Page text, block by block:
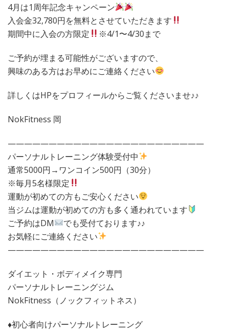
4月は1周年記念キャンペーン
入会金32,780円を無料とさせていただきます
期間中に入会の方限定
※4/1〜4/30まで
ご予約が埋まる可能性がございますので、
興味のある方はお早めにご連絡ください
詳しくはHPをプロフィールからご覧くださいませ♪♪
NokFitness 岡
————————————————————————
パーソナルトレーニング体験受付中
通常5000円→ワンコイン500円（30分）
※毎月5名様限定
運動が初めての方もご安心ください
当ジムは運動が初めての方も多く通われています
ご予約はDM
でも受付ております♪♪
お気軽にご連絡ください
————————————————————————
ダイエット・ボディメイク専門
パーソナルトレーニングジム
NokFitness（ノックフィットネス）
♦︎初心者向けパーソナルトレーニング